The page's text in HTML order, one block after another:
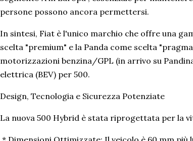
persone possono ancora permettersi.
In sintesi, Fiat è l'unico marchio che offre una
scelta "premium" e la Panda come scelta
motorizzazioni benzina/GPL (in arrivo su
elettrica (BEV) per 500.
Design, Tecnologia e Sicurezza Potenziate
La nuova 500 Hybrid è stata riprogettata per la